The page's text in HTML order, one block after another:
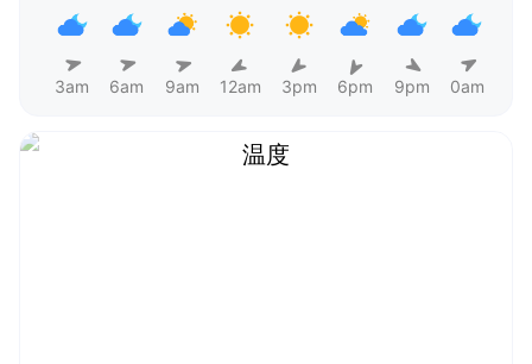
3am 6am 9am 12am 3pm 6pm 9pm 0am
温度